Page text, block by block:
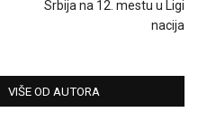
Srbija na 12. mestu u Ligi
nacija
VIŠE OD AUTORA